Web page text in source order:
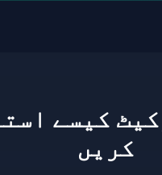
کیسے
کریں